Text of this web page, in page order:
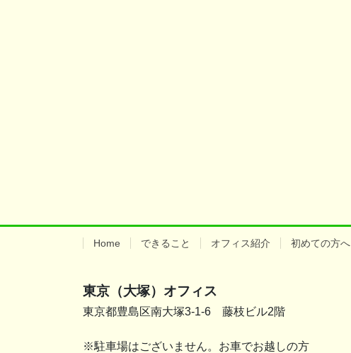
Home できること オフィス紹介 初めての方へ
東京（大塚）オフィス
東京都豊島区南大塚3-1-6 藤枝ビル2階
※駐車場はございません。お車でお越しの方